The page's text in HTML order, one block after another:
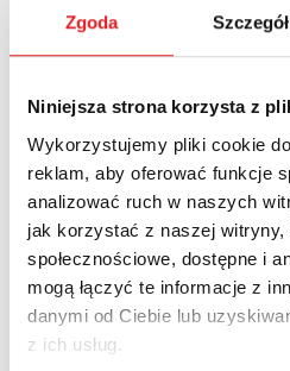
Zgoda
Niniejsza strona korzysta z
Wykorzystujemy pliki cookie
reklam, aby oferować funkcje
analizować ruch w naszych
jak korzystać z naszej witryny,
społecznościowe, dostępne i
mogą łączyć te informacje z
danymi od Ciebie lub
z ich usług.
Moldova
Ukraine
Nowości